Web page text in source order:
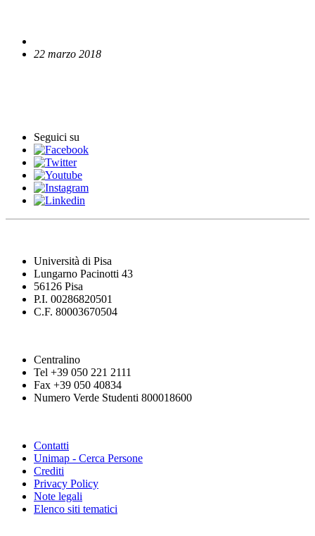
22 marzo 2018
Seguici su
Università di Pisa
Lungarno Pacinotti 43
56126 Pisa
P.I. 00286820501
C.F. 80003670504
Centralino
Tel +39 050 221 2111
Fax +39 050 40834
Numero Verde Studenti 800018600
Contatti
Unimap - Cerca Persone
Crediti
Privacy Policy
Note legali
Elenco siti tematici